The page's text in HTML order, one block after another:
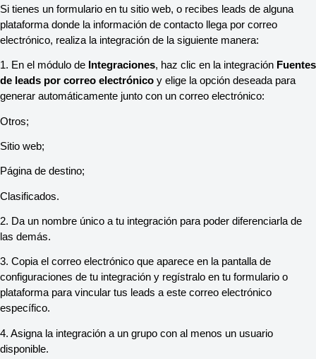
Si tienes un formulario en tu sitio web, o recibes leads de alguna
plataforma donde la información de contacto llega por correo
electrónico, realiza la integración de la siguiente manera:
1. En el módulo de Integraciones, haz clic en la integración Fuentes
de leads por correo electrónico y elige la opción deseada para
generar automáticamente junto con un correo electrónico:
Otros;
Sitio web;
Página de destino;
Clasificados.
2. Da un nombre único a tu integración para poder diferenciarla de
las demás.
3. Copia el correo electrónico que aparece en la pantalla de
configuraciones de tu integración y regístralo en tu formulario o
plataforma para vincular tus leads a este correo electrónico
específico.
4. Asigna la integración a un grupo con al menos un usuario
disponible.